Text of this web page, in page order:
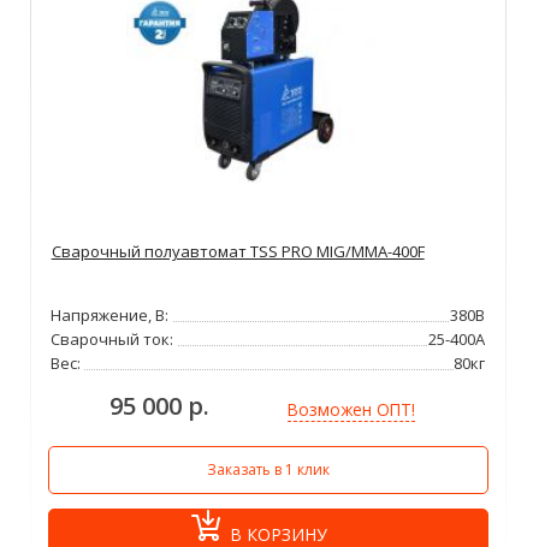
Сварочный полуавтомат TSS PRO MIG/MMA-400F
Напряжение, В:
380В
Сварочный ток:
25-400А
Вес:
80кг
95 000 р. Возможен ОПТ!
Заказать в 1 клик
В КОРЗИНУ